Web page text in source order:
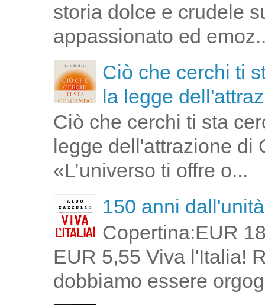
storia dolce e crudele
appassionato ed
Ciò che cerchi ti
la legge
Ciò che cerchi ti sta
legge dell'attrazione
«L’universo ti offre o...
150 anni
Copertina:EUR
EUR 5,55 Viva l'Italia!
dobbiamo essere